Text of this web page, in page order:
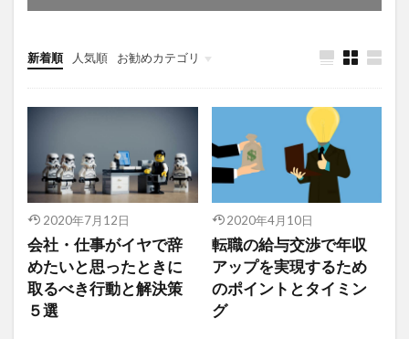
新着順 人気順 お勧めカテゴリ
就活・転職
こぼれ話
お金のはなし
キャリア
仮想通貨
2020年7月12日
会社・仕事がイヤで辞
めたいと思ったときに
取るべき行動と解決策
５選
2020年4月10日
転職の給与交渉で年収
アップを実現するため
のポイントとタイミン
グ